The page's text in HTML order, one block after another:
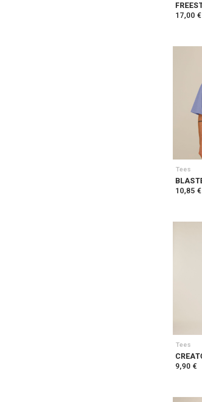
17,00 €
Tees
10,85 €
Tees
9,90 €